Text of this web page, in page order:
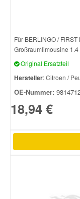
Für BERLINGO /
Großraumlimousine 1.4
Original Ersatzteil
Hersteller: Citroen /
OE-Nummer:
18,94 €